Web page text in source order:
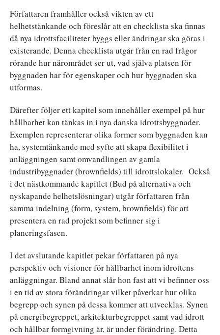
Författaren framhåller också vikten av ett
helhetstänkande och föreslår att en checklista ska finnas
då nya idrottsfaciliteter byggs eller ändringar ska göras i
existerande. Denna checklista utgår från en rad frågor
rörande hur närområdet ser ut, vad själva platsen för
byggnaden har för egenskaper och hur byggnaden ska
utformas.
Därefter följer ett kapitel som innehåller exempel på hur
hållbarhet kan tänkas in i nya danska idrottsbyggnader.
Exemplen representerar olika former som byggnaden kan
ha, systemtänkande med syfte att skapa flexibilitet i
anläggningen samt omvandlingen av gamla
industribyggnader (brownfields) till idrottslokaler. Också
i det nästkommande kapitlet (Bud på alternativa och
nyskapande helhetslösningar) utgår författaren från
samma indelning (form, system, brownfields) för att
presentera en rad projekt som befinner sig i
planeringsfasen.
I det avslutande kapitlet pekar författaren på nya
perspektiv och visioner för hållbarhet inom idrottens
anläggningar. Bland annat slår hon fast att vi befinner oss
i en tid av stora förändringar vilket påverkar hur olika
begrepp och synen på dessa kommer att utvecklas. Synen
på energibegreppet, arkitekturbegreppet samt vad idrott
och hållbar formgivning är, är under förändring. Detta